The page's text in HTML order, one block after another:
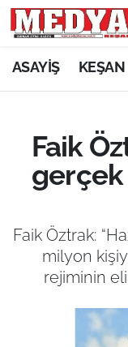
ASAYİŞ KEŞAN
Faik
gerçek
Faik Öztrak:
milyon
rejiminin
KEŞAN
ASAYİŞ
SİYASET
GÜNDEM
EKONOMİ
SAĞLIK